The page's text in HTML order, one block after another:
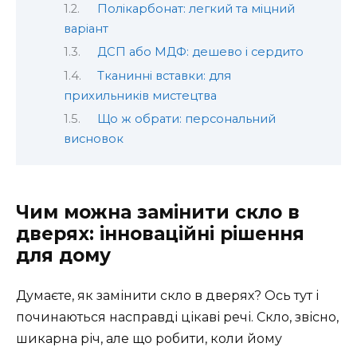
Полікарбонат: легкий та міцний
варіант
ДСП або МДФ: дешево і сердито
Тканинні вставки: для
прихильників мистецтва
Що ж обрати: персональний
висновок
Чим можна замінити скло в
дверях: інноваційні рішення
для дому
Думаєте, як замінити скло в дверях? Ось тут і
починаються насправді цікаві речі. Скло, звісно,
шикарна річ, але що робити, коли йому